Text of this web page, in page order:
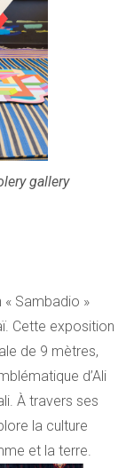
gallery
« Sambadio »
Cette exposition
de 9 mètres,
d’Ali
À travers ses
la culture
et la terre.